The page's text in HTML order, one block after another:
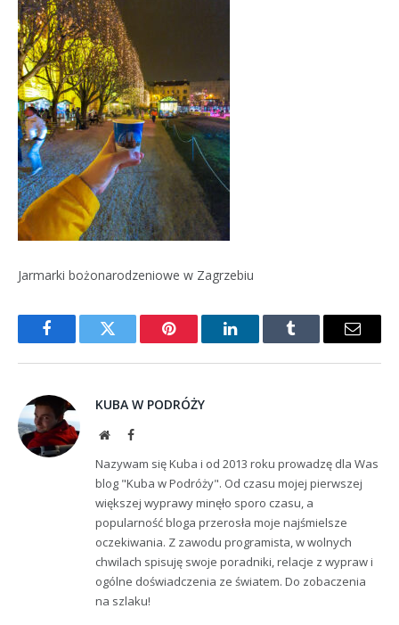
Jarmarki bożonarodzeniowe w Zagrzebiu
FacebookTwitter Pinterest LinkedInTumblr Email
KUBA W PODRÓŻY
WebsiteFacebook
Nazywam się Kuba i od 2013 roku prowadzę dla Was
blog "Kuba w Podróży". Od czasu mojej pierwszej
większej wyprawy minęło sporo czasu, a
popularność bloga przerosła moje najśmielsze
oczekiwania. Z zawodu programista, w wolnych
chwilach spisuję swoje poradniki, relacje z wypraw i
ogólne doświadczenia ze światem. Do zobaczenia
na szlaku!